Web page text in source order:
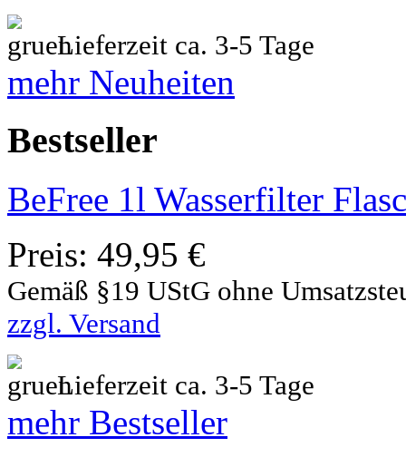
Lieferzeit ca. 3-5 Tage
mehr Neuheiten
Bestseller
BeFree 1l Wasserfilter
Preis: 49,95 €
Gemäß §19 UStG ohne
zzgl. Versand
Lieferzeit ca. 3-5 Tage
mehr Bestseller